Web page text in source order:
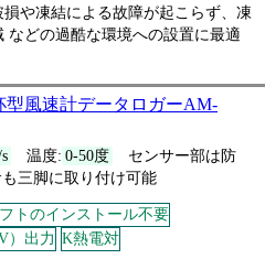
や凍結による故障が起こらず、凍
などの過酷な環境への設置に最適
型風速計データロガーAM-
温度: 0-50度
センサー部は防
三脚に取り付け可能
トのインストール不要
）出力 K熱電対